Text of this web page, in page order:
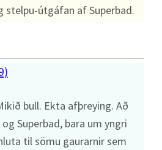
stelpu-útgáfan af Superbad.
bull. Ekta afþreying. Að
Superbad, bara um yngri
til sömu gaurarnir sem